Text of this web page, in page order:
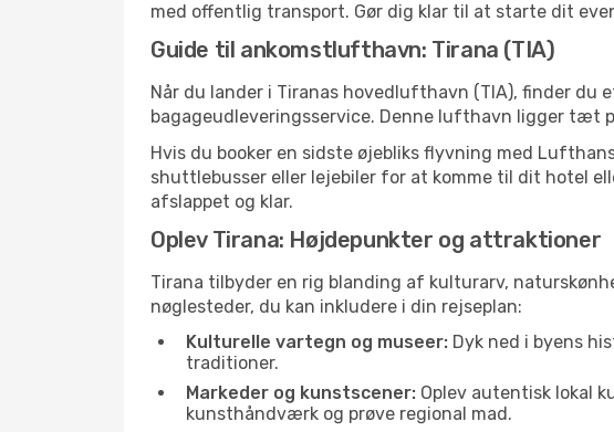
med offentlig transport. Gør dig klar til at starte dit
Guide til ankomstlufthavn: Tirana (TIA)
Når du lander i Tiranas hovedlufthavn (TIA), finder
bagageudleveringsservice. Denne lufthavn ligger tæt
Hvis du booker en sidste øjebliks flyvning med
shuttlebusser eller lejebiler for at komme til dit hotel
afslappet og klar.
Oplev Tirana: Højdepunkter og attraktioner
Tirana tilbyder en rig blanding af kulturarv,
nøglesteder, du kan inkludere i din rejseplan:
Kulturelle vartegn og museer: Dyk ned i byens
traditioner.
Markeder og kunstscener: Oplev autentisk lokal
kunsthåndværk og prøve regional mad.